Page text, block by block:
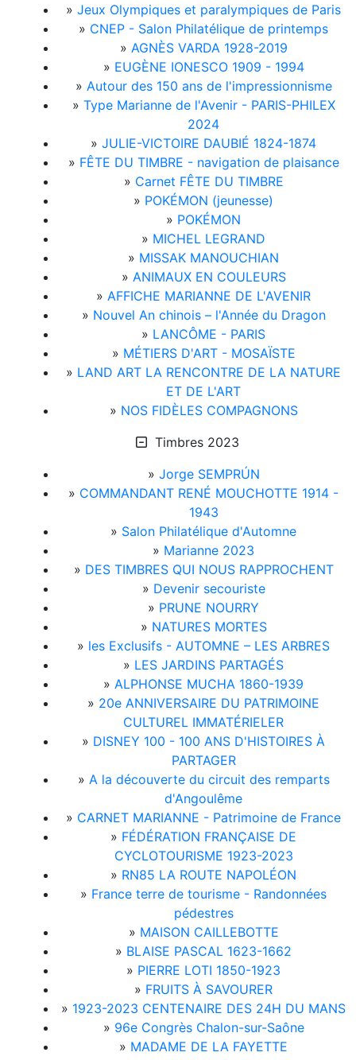
» Jeux Olympiques et paralympiques de Paris
» CNEP - Salon Philatélique de printemps
» AGNÈS VARDA 1928-2019
» EUGÈNE IONESCO 1909 - 1994
» Autour des 150 ans de l'impressionnisme
» Type Marianne de l'Avenir - PARIS-PHILEX
2024
» JULIE-VICTOIRE DAUBIÉ 1824-1874
» FÊTE DU TIMBRE - navigation de plaisance
» Carnet FÊTE DU TIMBRE
» POKÉMON (jeunesse)
» POKÉMON
» MICHEL LEGRAND
» MISSAK MANOUCHIAN
» ANIMAUX EN COULEURS
» AFFICHE MARIANNE DE L'AVENIR
» Nouvel An chinois – l'Année du Dragon
» LANCÔME - PARIS
» MÉTIERS D'ART - MOSAÏSTE
» LAND ART LA RENCONTRE DE LA NATURE
ET DE L'ART
» NOS FIDÈLES COMPAGNONS
Timbres 2023
» Jorge SEMPRÚN
» COMMANDANT RENÉ MOUCHOTTE 1914 -
1943
» Salon Philatélique d'Automne
» Marianne 2023
» DES TIMBRES QUI NOUS RAPPROCHENT
» Devenir secouriste
» PRUNE NOURRY
» NATURES MORTES
» les Exclusifs - AUTOMNE – LES ARBRES
» LES JARDINS PARTAGÉS
» ALPHONSE MUCHA 1860-1939
» 20e ANNIVERSAIRE DU PATRIMOINE
CULTUREL IMMATÉRIELER
» DISNEY 100 - 100 ANS D'HISTOIRES À
PARTAGER
» A la découverte du circuit des remparts
d'Angoulême
» CARNET MARIANNE - Patrimoine de France
» FÉDÉRATION FRANÇAISE DE
CYCLOTOURISME 1923-2023
» RN85 LA ROUTE NAPOLÉON
» France terre de tourisme - Randonnées
pédestres
» MAISON CAILLEBOTTE
» BLAISE PASCAL 1623-1662
» PIERRE LOTI 1850-1923
» FRUITS À SAVOURER
» 1923-2023 CENTENAIRE DES 24H DU MANS
» 96e Congrès Chalon-sur-Saône
» MADAME DE LA FAYETTE